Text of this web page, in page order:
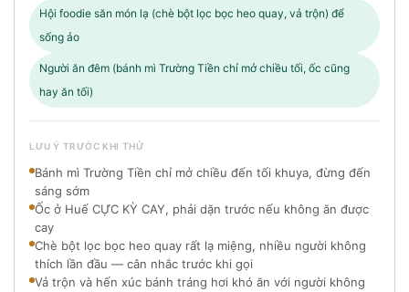
Hội foodie săn món lạ (chè bột lọc bọc heo quay, vả trộn) để
sống ảo
Người ăn đêm (bánh mì Trường Tiền chỉ mở chiều tối, ốc cũng
hay ăn tối)
LƯU Ý TRƯỚC KHI THỬ
Bánh mì Trường Tiền chỉ mở chiều đến tối khuya, đừng đến
sáng sớm
Ốc ở Huế CỰC KỲ CAY, phải dặn trước nếu không ăn được
cay
Chè bột lọc bọc heo quay rất lạ miệng, nhiều người không
thích lần đầu — cân nhắc trước khi gọi
Vả trộn và hến xúc bánh tráng hơi khó ăn với người không